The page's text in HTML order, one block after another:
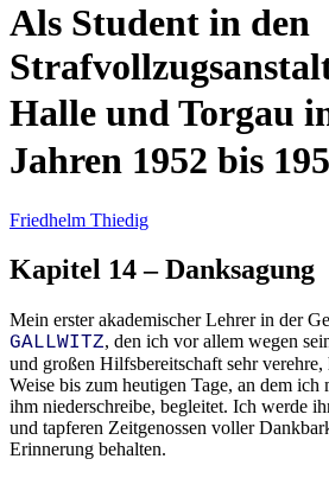
Als Student in den
Halle und Torgau
Jahren 1952 bis
Friedhelm Thiedig
Kapitel 14– Danksagung
Mein erster akademischer Lehrer in der
GALLWITZ, den ich vor allem wegen
und großen Hilfsbereitschaft sehr
Weise bis zum heutigen Tage, an dem ich
ihm niederschreibe, begleitet. Ich werde
und tapferen Zeitgenossen voller
Erinnerung behalten.